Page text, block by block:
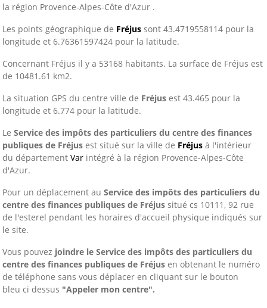
la région Provence-Alpes-Côte d'Azur .
Les points géographique de Fréjus sont 43.4719558114 pour la
longitude et 6.76361597424 pour la latitude.
Concernant Fréjus il y a 53168 habitants. La surface de Fréjus est
de 10481.61 km2.
La situation GPS du centre ville de Fréjus est 43.465 pour la
longitude et 6.774 pour la latitude.
Le Service des impôts des particuliers du centre des finances
publiques de Fréjus est situé sur la ville de Fréjus à l'intérieur
du département Var intégré à la région Provence-Alpes-Côte
d'Azur.
Pour un déplacement au Service des impôts des particuliers du
centre des finances publiques de Fréjus situé cs 10111, 92 rue
de l'esterel pendant les horaires d'accueil physique indiqués sur
le site.
Vous pouvez joindre le Service des impôts des particuliers du
centre des finances publiques de Fréjus en obtenant le numéro
de téléphone sans vous déplacer en cliquant sur le bouton
bleu ci dessus "Appeler mon centre".